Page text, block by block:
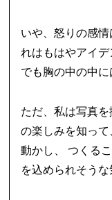
いや、怒りの感
れはもはやアイ
でも胸の中の中
ただ、私は写真
の楽しみを知っ
動かし、 つくる
を込められそう